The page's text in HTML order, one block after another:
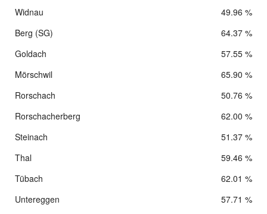
Widnau
49.96 %
Berg (SG)
64.37 %
Goldach
57.55 %
Mörschwil
65.90 %
Rorschach
50.76 %
Rorschacherberg
62.00 %
Steinach
51.37 %
Thal
59.46 %
Tübach
62.01 %
Untereggen
57.71 %